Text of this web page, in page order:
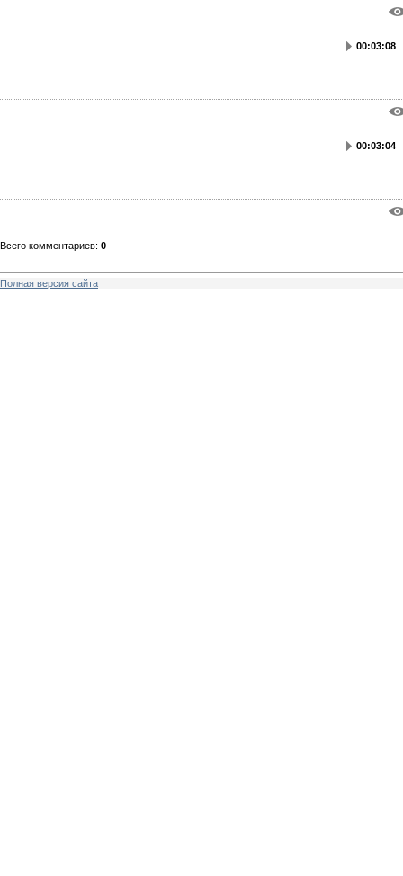
00:03:08
00:03:04
Всего комментариев: 0
Полная версия сайта